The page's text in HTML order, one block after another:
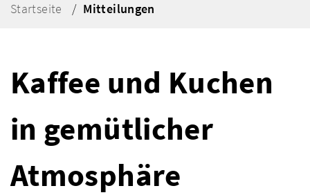
Startseite Mitteilungen
Kaffee und Kuchen
in gemütlicher
Atmosphäre